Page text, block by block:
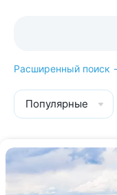
Расширенный поиск
Популярные